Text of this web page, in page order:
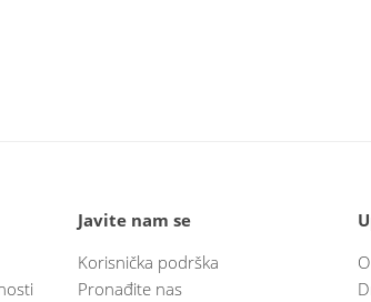
Javite nam se
Korisnička podrška
Pronađite nas